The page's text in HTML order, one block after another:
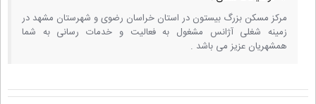
مرکز مسکن بزرگ بیستون در استان خراسان رضوی و شهرستان مشهد در
زمینه شغلی آژانس مشغول به فعالیت و خدمات رسانی به شما
همشهریان عزیز می باشد .